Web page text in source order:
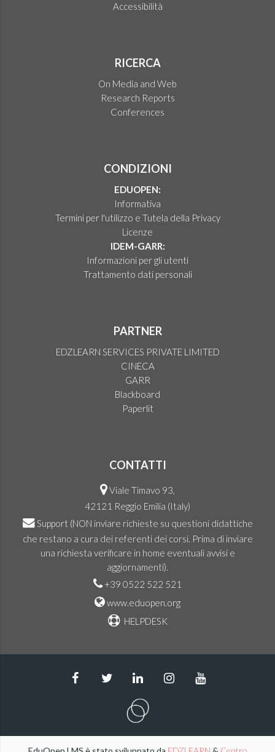
Accessibilità
RICERCA
On Media and Web
Research Reports
Conferences
CONDIZIONI
EDUOPEN:
Informativa
Termini per l'utilizzo e Tutela della Privacy
Licenze
IDEM-GARR:
Informazioni per gli utenti
Trattamento dati personali
PARTNER
EDZLEARN SERVICES PRIVATE LIMITED
CINECA
GARR
Blackboard
Paperlit
CONTATTI
Viale Timavo 93,
42121 Reggio Emilia (Italy)
Support (NON inviare richieste su questioni didattiche
che restano a cura dei referenti dei corsi. Prima di inviare
una richiesta verificare in home eventuali avvisi e
aggiornamenti).
+39 0522 522 521
www.eduopen.org
HELPDESK